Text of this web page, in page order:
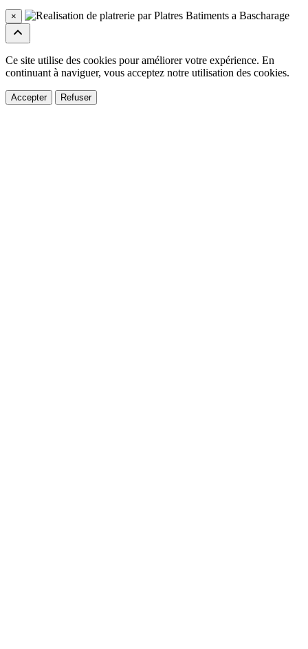
×
Ce site utilise des cookies pour améliorer votre expérience. En
continuant à naviguer, vous acceptez notre utilisation des cookies.
Accepter Refuser